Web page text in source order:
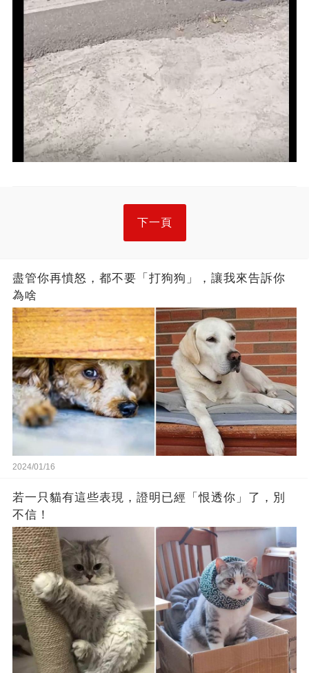
下一頁
盡管你再憤怒，都不要「打狗狗」，讓我來告訴你
為啥
2024/01/16
若一只貓有這些表現，證明已經「恨透你」了，別
不信！